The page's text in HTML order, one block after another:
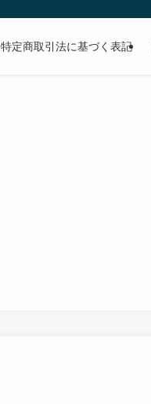
特定商取引法に基づく表記